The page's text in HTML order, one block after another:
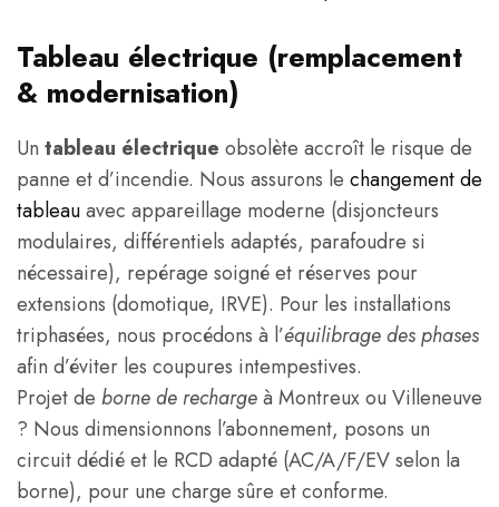
Tableau électrique (remplacement
& modernisation)
Un tableau électrique obsolète accroît le risque de
panne et d’incendie. Nous assurons le changement de
tableauavec appareillage moderne (disjoncteurs
modulaires, différentiels adaptés, parafoudre si
nécessaire), repérage soigné et réserves pour
extensions (domotique, IRVE). Pour les installations
triphasées, nous procédons à l’équilibrage des phases
afin d’éviter les coupures intempestives.
Projet de borne de rechargeà Montreux ou Villeneuve
? Nous dimensionnons l’abonnement, posons un
circuit dédié et le RCD adapté (AC/A/F/EV selon la
borne), pour une charge sûre et conforme.